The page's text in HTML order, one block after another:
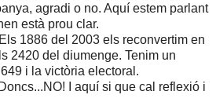
agradi o no. Aquí estem parlant
està prou clar.
1886 del 2003 els reconvertim en
2420 del diumenge. Tenim un
i la victòria electoral.
I aquí si que cal reflexió i